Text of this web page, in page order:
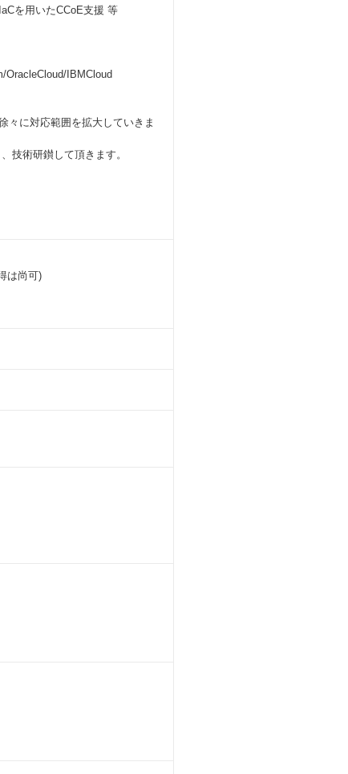
を用いたCCoE支援 等
OracleCloud/IBMCloud
々に対応範囲を拡大していきま
技術研鑚して頂きます。
は尚可)